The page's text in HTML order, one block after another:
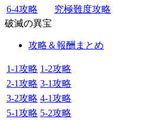
6-4攻略
究極難度攻略
破滅の異宝
攻略＆報酬まとめ
1-1攻略 1-2攻略
2-1攻略 3-1攻略
3-2攻略 4-1攻略
5-1攻略 5-2攻略